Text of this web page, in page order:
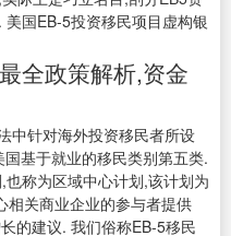
国EB-5投资移民项目虚构银
全政策解析,资金
中针对海外投资移民者所设
基于就业的移民类别第五类.
称为区域中心计划,该计划为
相关商业企业的参与者提供
的建议. 我们俗称EB-5移民